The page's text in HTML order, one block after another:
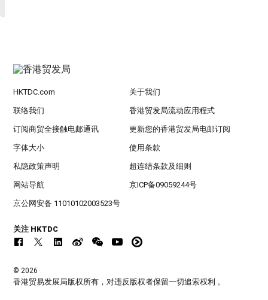
HKTDC.com 关于我们
联络我们 香港贸发局流动应用程式
订阅商贸全接触电邮通讯 更新您的香港贸发局电邮订阅
字体大小 使用条款
私隐政策声明 超连结条款及细则
网站导航 京ICP备09059244号
京公网安备 11010102003523号
关注 HKTDC
© 2026
香港贸易发展局版权所有，对违反版权者保留一切追索权利 。